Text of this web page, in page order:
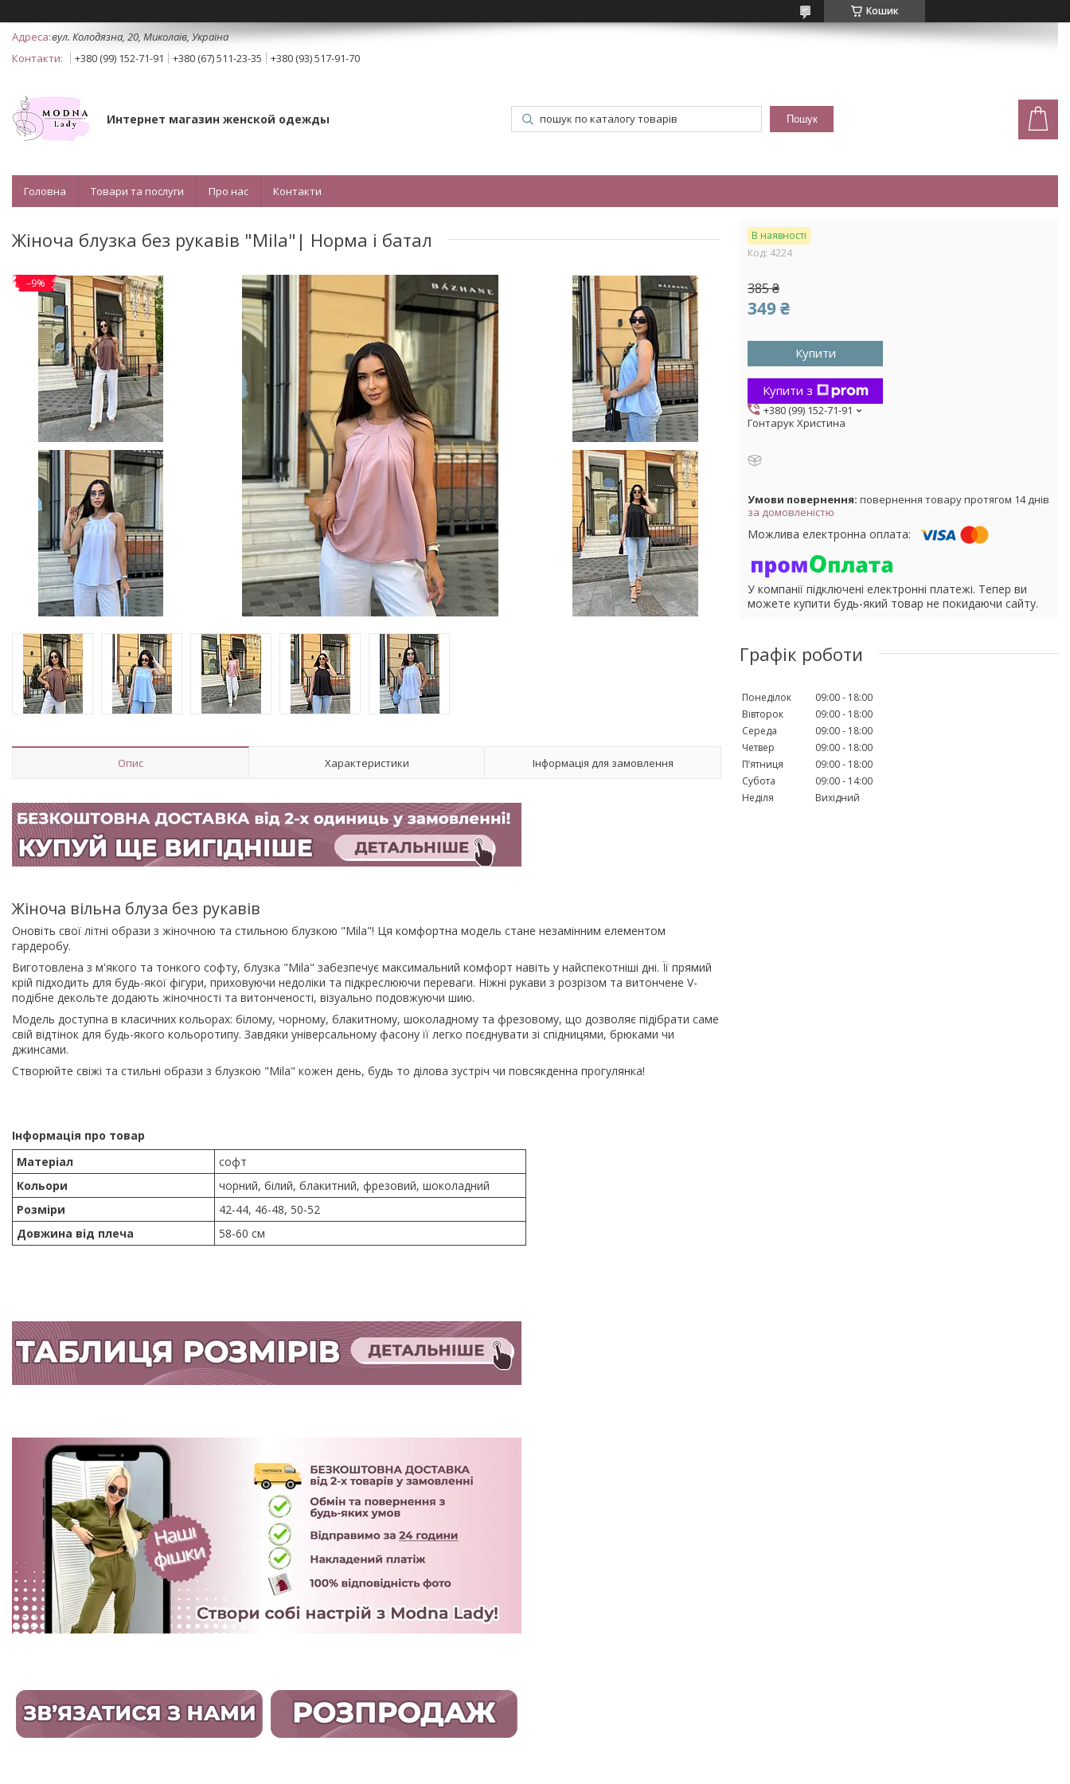
Кошик
вул. Колодязна, 20, Миколаїв, Україна
+380 (99) 152-71-91
+380 (67) 511-23-35 +380 (93) 517-91-70
Интернет магазин женской одежды Пошук
Головна Товари та послуги Про нас Контакти
Жіноча блузка без рукавів "Mila"| Норма і батал
–9%
Опис Характеристики Інформація для замовлення
Жіноча вільна блуза без рукавів
Оновіть свої літні образи з жіночною та стильною блузкою "Mila"! Ця комфортна модель стане незамінним елементом
гардеробу.
Виготовлена ​​з м'якого та тонкого софту, блузка "Mila" забезпечує максимальний комфорт навіть у найспекотніші дні. Її прямий
крій підходить для будь-якої фігури, приховуючи недоліки та підкреслюючи переваги. Ніжні рукави з розрізом та витончене V-
подібне декольте додають жіночності та витонченості, візуально подовжуючи шию.
Модель доступна в класичних кольорах: білому, чорному, блакитному, шоколадному та фрезовому, що дозволяє підібрати саме
свій відтінок для будь-якого кольоротипу. Завдяки універсальному фасону її легко поєднувати зі спідницями, брюками чи
джинсами.
Створюйте свіжі та стильні образи з блузкою "Mila" кожен день, будь то ділова зустріч чи повсякденна прогулянка!
Інформація про товар
Матеріал
софт
Кольори
чорний, білий, блакитний, фрезовий, шоколадний
Розміри
42-44, 46-48, 50-52
Довжина від плеча
58-60 см
В наявності
Код: 4224
385 ₴
349 ₴
Купити
Купити з
+380 (99) 152-71-91
Гонтарук Христина
повернення товару протягом 14 днів
за домовленістю
У компанії підключені електронні платежі. Тепер ви
можете купити будь-який товар не покидаючи сайту.
Графік роботи
Понеділок 09:00
18:00
Вівторок
09:00
18:00
Середа
09:00
18:00
Четвер
09:00
18:00
Пʼятниця
09:00
18:00
Субота
09:00
14:00
Неділя
Вихідний